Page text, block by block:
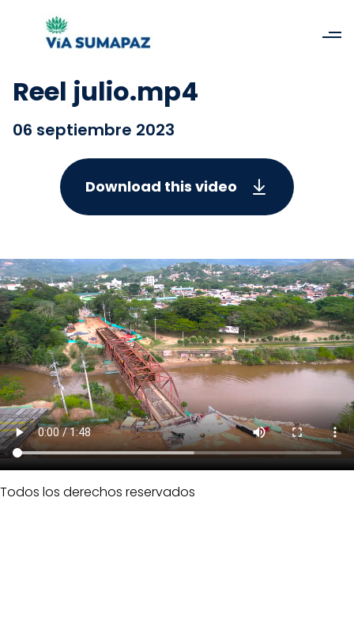
Reel julio.mp4
06 septiembre 2023
Download this video
Todos los derechos reservados